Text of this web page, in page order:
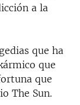
a la
que ha
que
que
The Sun.